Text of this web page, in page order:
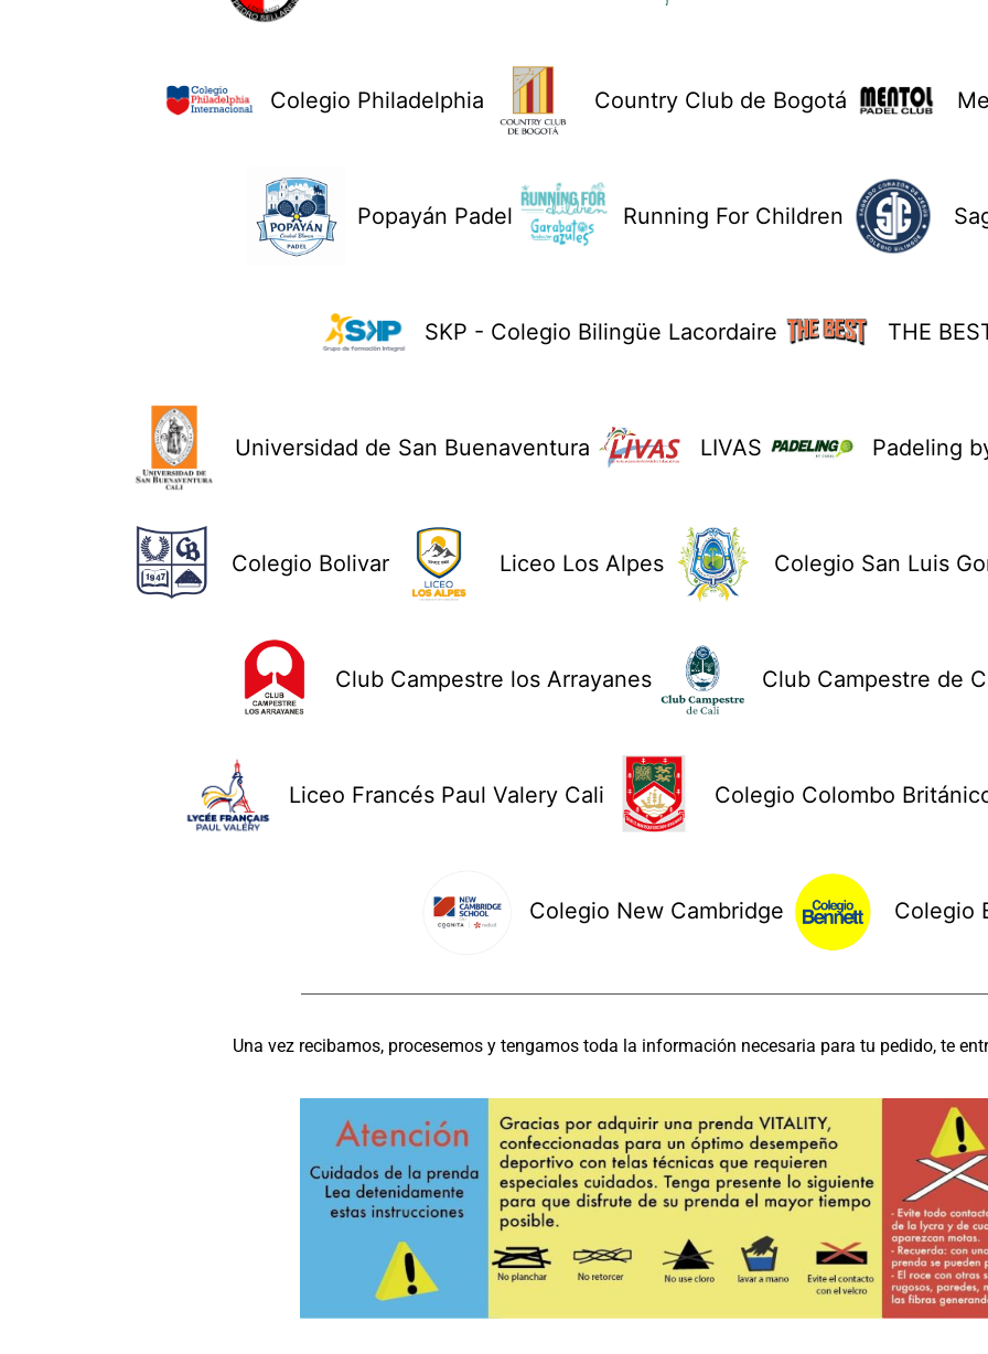
Colegio Philadelphia Country Club de Bogotá
Popayán Padel Running For Children
SKP - Colegio Bilingüe Lacordaire THE
Universidad de San Buenaventura LIVAS Padeling
Colegio Bolivar Liceo Los Alpes Colegio San Luis
Club Campestre los Arrayanes Club Campestre de
Liceo Francés Paul Valery Cali Colegio Colombo
Colegio New Cambridge Colegio
Una vez recibamos, procesemos y tengamos toda la información necesaria para tu pedido, te